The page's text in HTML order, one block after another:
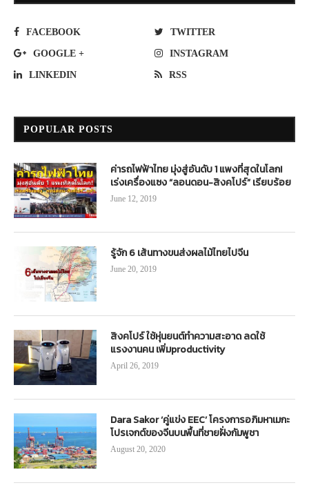
FACEBOOK TWITTER
GOOGLE + INSTAGRAM
LINKEDIN RSS
POPULAR POSTS
ค่ารถไฟฟ้าไทย มุ่งสู่อันดับ 1 แพงที่สุดในโลก!
เร่งเครื่องแซง “ลอนดอน-สิงคโปร์” เรียบร้อย
June 12, 2019
รู้จัก 6 เส้นทางขนส่งผลไม้ไทยไปจีน
June 20, 2019
สิงคโปร์ ใช้หุ่นยนต์ทำความสะอาด ลดใช้
แรงงานคน เพิ่มproductivity
April 26, 2019
Dara Sakor ‘คู่แข่ง EEC’ โครงการอภิมหาเมกะ
โปรเจกต์ของจีนบนพื้นที่ชายฝั่งกัมพูชา
August 20, 2020